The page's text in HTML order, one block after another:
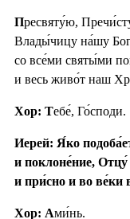
Пресвяту́ю,
Влады́чицу на́шу
со все́ми святы́ми
и весь живо́т наш
Хор: Тебе́, Го́споди.
Иерей: Я́ко
и поклоне́ние,
и при́сно и во ве́ки
Хор: Ами́нь.